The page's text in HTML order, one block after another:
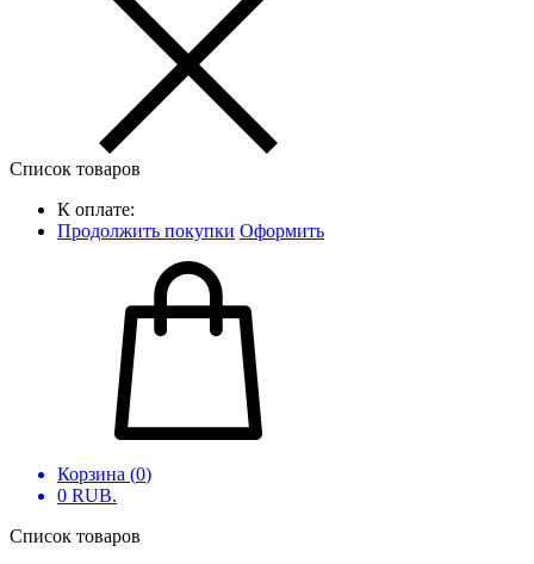
Список товаров
К оплате:
Продолжить покупки Оформить
Корзина (0)
0 RUB.
Список товаров